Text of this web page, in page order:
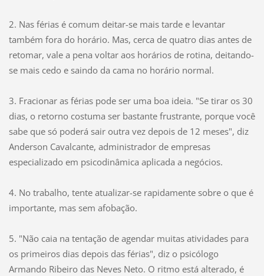
2. Nas férias é comum deitar-se mais tarde e levantar
também fora do horário. Mas, cerca de quatro dias antes de
retomar, vale a pena voltar aos horários de rotina, deitando-
se mais cedo e saindo da cama no horário normal.
3. Fracionar as férias pode ser uma boa ideia. "Se tirar os 30
dias, o retorno costuma ser bastante frustrante, porque você
sabe que só poderá sair outra vez depois de 12 meses", diz
Anderson Cavalcante, administrador de empresas
especializado em psicodinâmica aplicada a negócios.
4. No trabalho, tente atualizar-se rapidamente sobre o que é
importante, mas sem afobação.
5. "Não caia na tentação de agendar muitas atividades para
os primeiros dias depois das férias", diz o psicólogo
Armando Ribeiro das Neves Neto. O ritmo está alterado, é